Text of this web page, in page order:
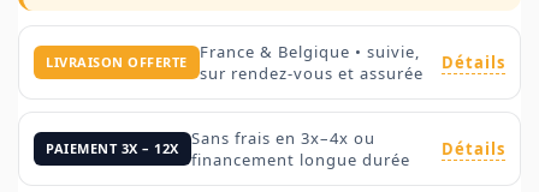
LIVRAISON OFFERTE
France & Belgique • suivie,
sur rendez-vous et assurée
Détails
PAIEMENT 3X – 12X
Sans frais en 3x–4x ou
financement longue durée
Détails